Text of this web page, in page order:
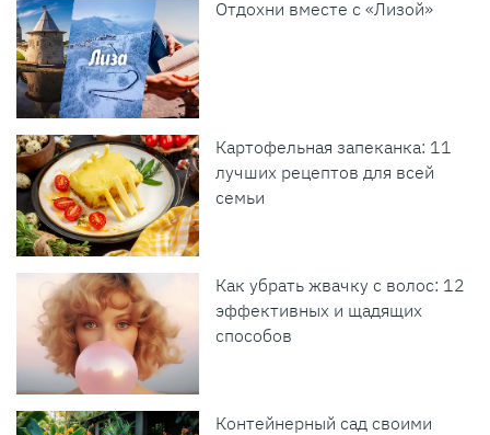
Отдохни вместе с «Лизой»
Картофельная запеканка: 11
лучших рецептов для всей
семьи
Как убрать жвачку с волос: 12
эффективных и щадящих
способов
Контейнерный сад своими